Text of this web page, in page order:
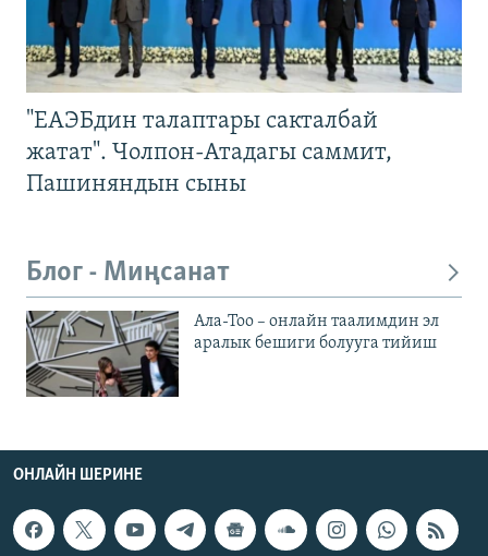
"ЕАЭБдин талаптары сакталбай
жатат". Чолпон-Атадагы саммит,
Пашиняндын сыны
Блог - Миңсанат
Ала-Тоо – онлайн таалимдин эл
аралык бешиги болууга тийиш
ОНЛАЙН ШЕРИНЕ